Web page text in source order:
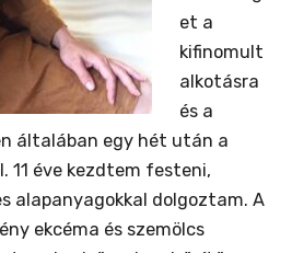
et a
kifinomult
alkotásra
és a
általában egy hét után a
11 éve kezdtem festeni,
alapanyagokkal dolgoztam. A
ekcéma és szemölcs